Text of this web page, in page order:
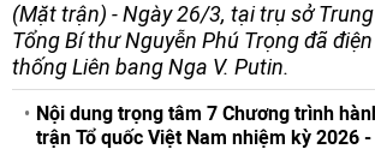
(Mặt trận) - Ngày 26/3, tại trụ sở
Tổng Bí thư Nguyễn Phú Trọng đã
thống Liên bang Nga V. Putin.
Nội dung trọng tâm 7 Chương trình
trận Tổ quốc Việt Nam nhiệm kỳ 2026 -